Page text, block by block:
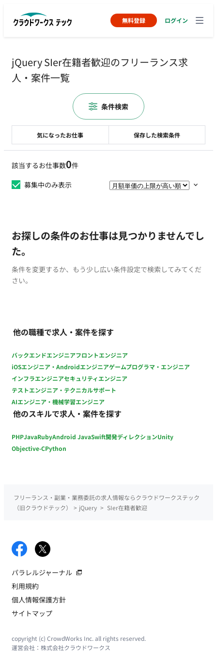
無料登録 ログイン
jQuery SIer在籍者歓迎のフリーランス求
人・案件一覧
該当するお仕事数0件
募集中のみ表示
お探しの条件のお仕事は見つかりませんでし
た。
条件を変更するか、もう少し広い条件設定で検索してみてくだ
さい。
他の職種で求人・案件を探す
バックエンドエンジニアフロントエンジニア
iOSエンジニア・Androidエンジニアゲームプログラマ・エンジニア
インフラエンジニアセキュリティエンジニア
テストエンジニア・テクニカルサポート
AIエンジニア・機械学習エンジニア
他のスキルで求人・案件を探す
PHPJavaRubyAndroid JavaSwift開発ディレクションUnity
Objective-CPython
気になったお仕事 保存した検索条件
条件検索
フリーランス・副業・業務委託の求人情報ならクラウドワークステック
（旧クラウドテック）
> jQuery > SIer在籍者歓迎
パラレルジャーナル
利用規約
個人情報保護方針
サイトマップ
copyright (c) CrowdWorks Inc. all rights reserved.
運営会社： 株式会社クラウドワークス